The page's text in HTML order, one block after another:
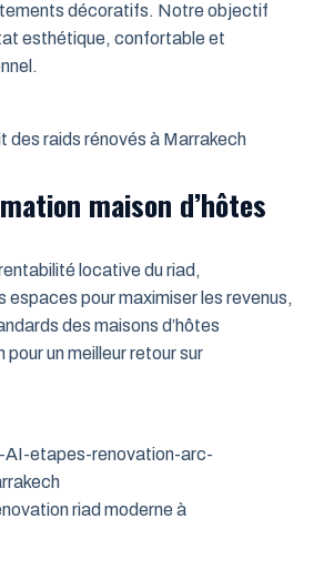
décoratifs. Notre objectif
esthétique, confortable et
des raids rénovés à Marrakech
maison d’hôtes
locative du riad,
espaces pour maximiser les revenus,
des maisons d’hôtes
pour un meilleur retour sur
riad moderne à